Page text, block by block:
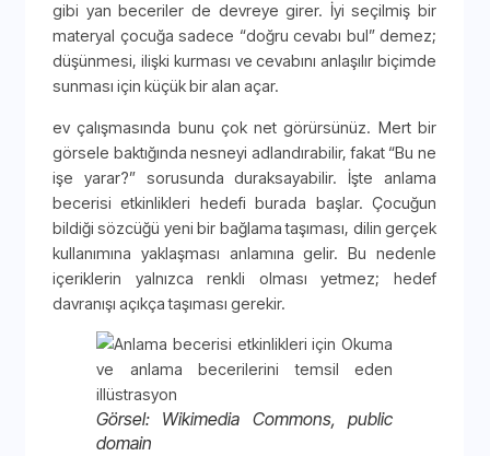
gibi yan beceriler de devreye girer. İyi seçilmiş bir
materyal çocuğa sadece “doğru cevabı bul” demez;
düşünmesi, ilişki kurması ve cevabını anlaşılır biçimde
sunması için küçük bir alan açar.
ev çalışmasında bunu çok net görürsünüz. Mert bir
görsele baktığında nesneyi adlandırabilir, fakat “Bu ne
işe yarar?” sorusunda duraksayabilir. İşte anlama
becerisi etkinlikleri hedefi burada başlar. Çocuğun
bildiği sözcüğü yeni bir bağlama taşıması, dilin gerçek
kullanımına yaklaşması anlamına gelir. Bu nedenle
içeriklerin yalnızca renkli olması yetmez; hedef
davranışı açıkça taşıması gerekir.
Görsel: Wikimedia Commons, public
domain